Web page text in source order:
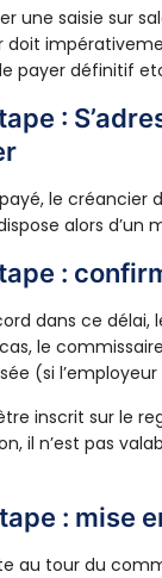
une saisie sur
doit
payer définitif
:
le
alors
:
dans ce
le
(si
inscrit sur le
il n’est pas
: mise
au tour du